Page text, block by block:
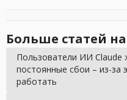
Больше статей
Пользователи ИИ Claude
постоянные сбои – из-за
работать